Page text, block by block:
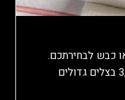
כבש לבחירתכם.
מצרכים:3 חצילים בינוניים לא מקולפים,3 בצלים גדולים